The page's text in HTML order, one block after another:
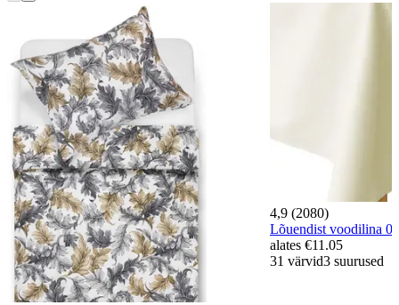
4,9 (2080)
Lõuendist voodilina
alates €11.05
31 värvid3 suurused